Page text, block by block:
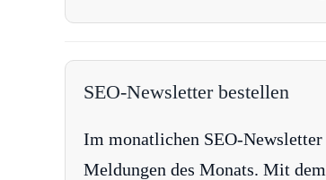
SEO-Newsletter bestellen
Im monatlichen SEO-
Meldungen des Monats. Mit